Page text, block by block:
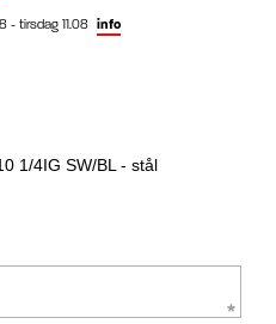
- tirsdag 11.08 info
1/4IG SW/BL - stål